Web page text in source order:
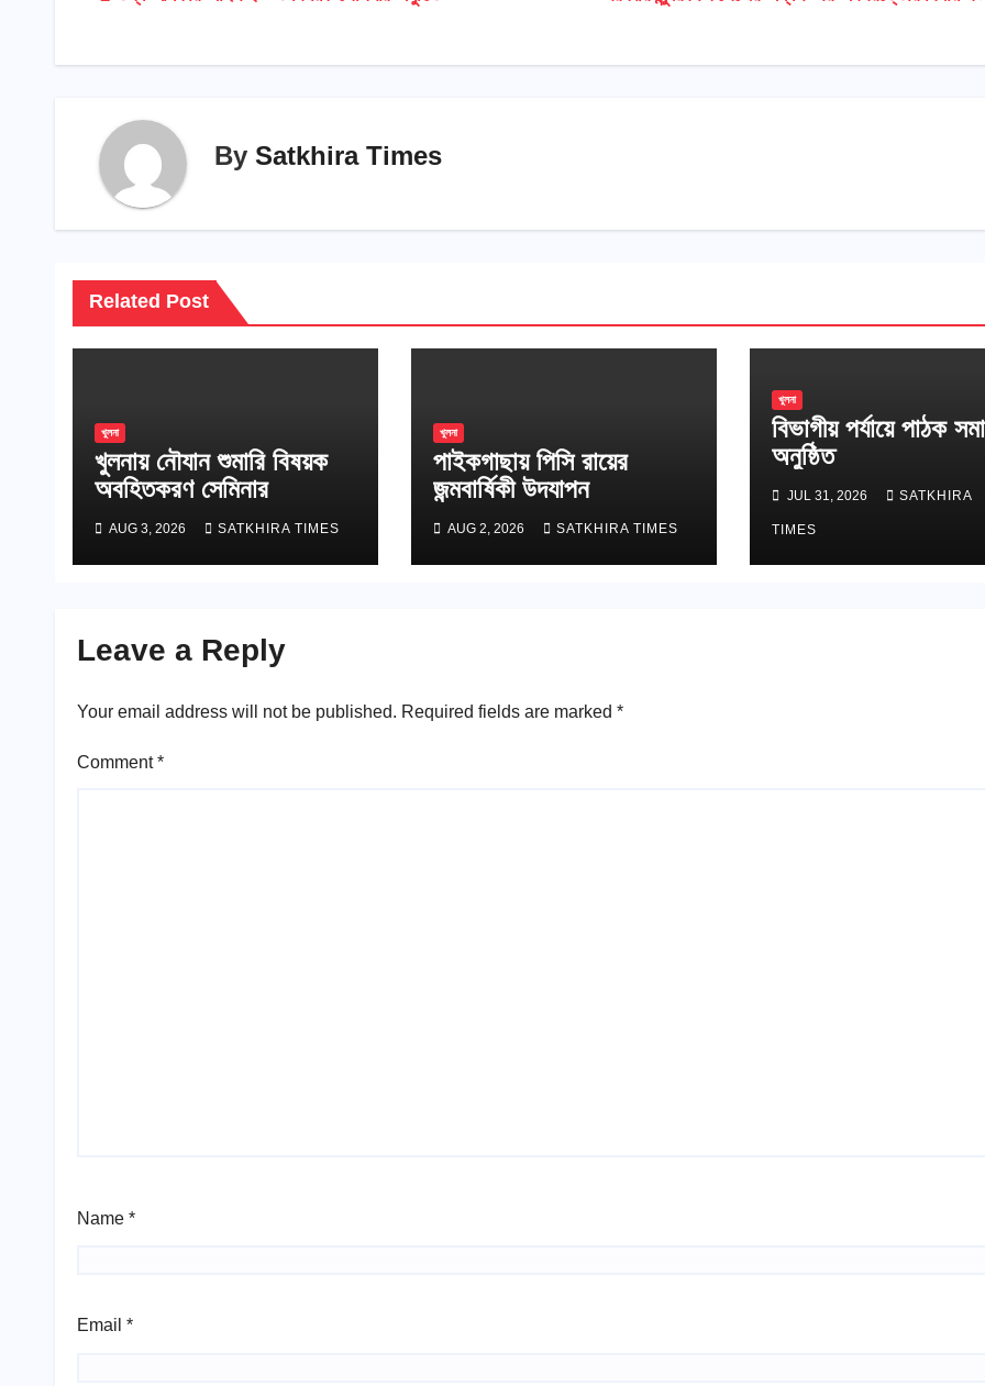
By Satkhira Times
Related Post
খুলনা
খুলনায় নৌযান শুমারি বিষয়ক
অবহিতকরণ সেমিনার
AUG 3, 2026 SATKHIRA TIMES
খুলনা
পাইকগাছায় পিসি রায়ের
জন্মবার্ষিকী উদযাপন
AUG 2, 2026 SATKHIRA TIMES
খুলনা
বিভাগীয় পর্যায়ে পাঠক
অনুষ্ঠিত
JUL 31, 2026 SATKHIRA
TIMES
Leave a Reply
Your email address will not be published. Required fields are marked *
Comment*
Name *
Email *